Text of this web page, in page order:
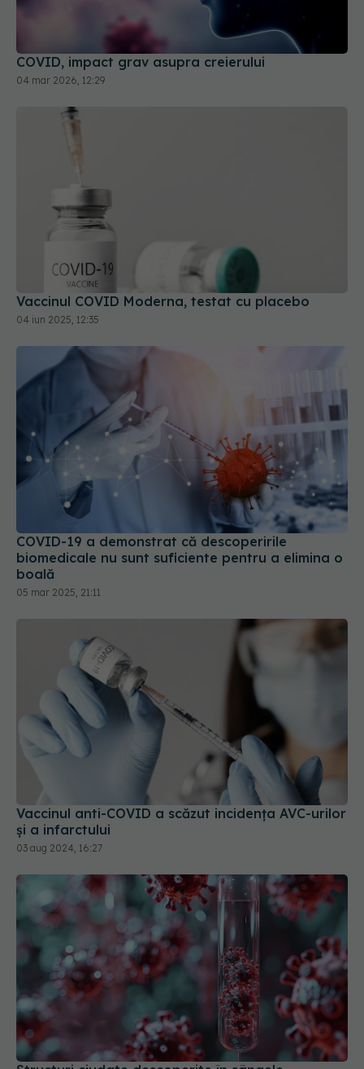
COVID, impact grav asupra creierului
04 mar 2026, 12:29
Vaccinul COVID Moderna, testat cu placebo
04 iun 2025, 12:35
COVID-19 a demonstrat că descoperirile
biomedicale nu sunt suficiente pentru a elimina o
boală
05 mar 2025, 21:11
Vaccinul anti-COVID a scăzut incidența AVC-urilor
și a infarctului
03 aug 2024, 16:27